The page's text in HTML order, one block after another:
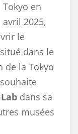
Tokyo en
avril 2025,
le
dans le
de la Tokyo
dans sa
musées